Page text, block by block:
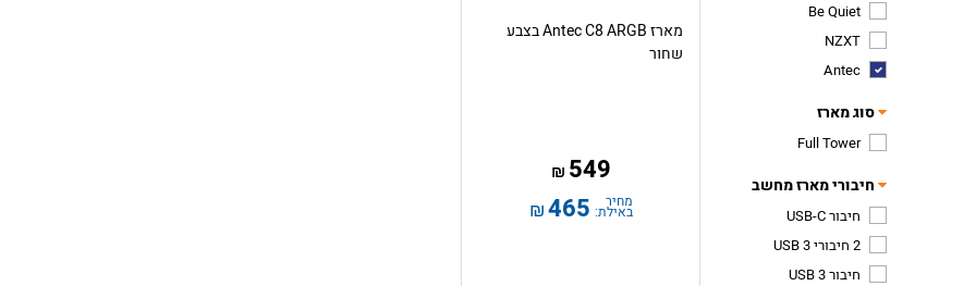
Be Quiet
NZXT
Antec
סוג מארז
Full Tower
חיבורי מארז מחשב
חיבור USB-C
2 חיבורי USB 3
חיבור USB 3
מארז Antec C8 ARGB בצבע
שחור
549
₪
מחיר
באילת: 465
₪